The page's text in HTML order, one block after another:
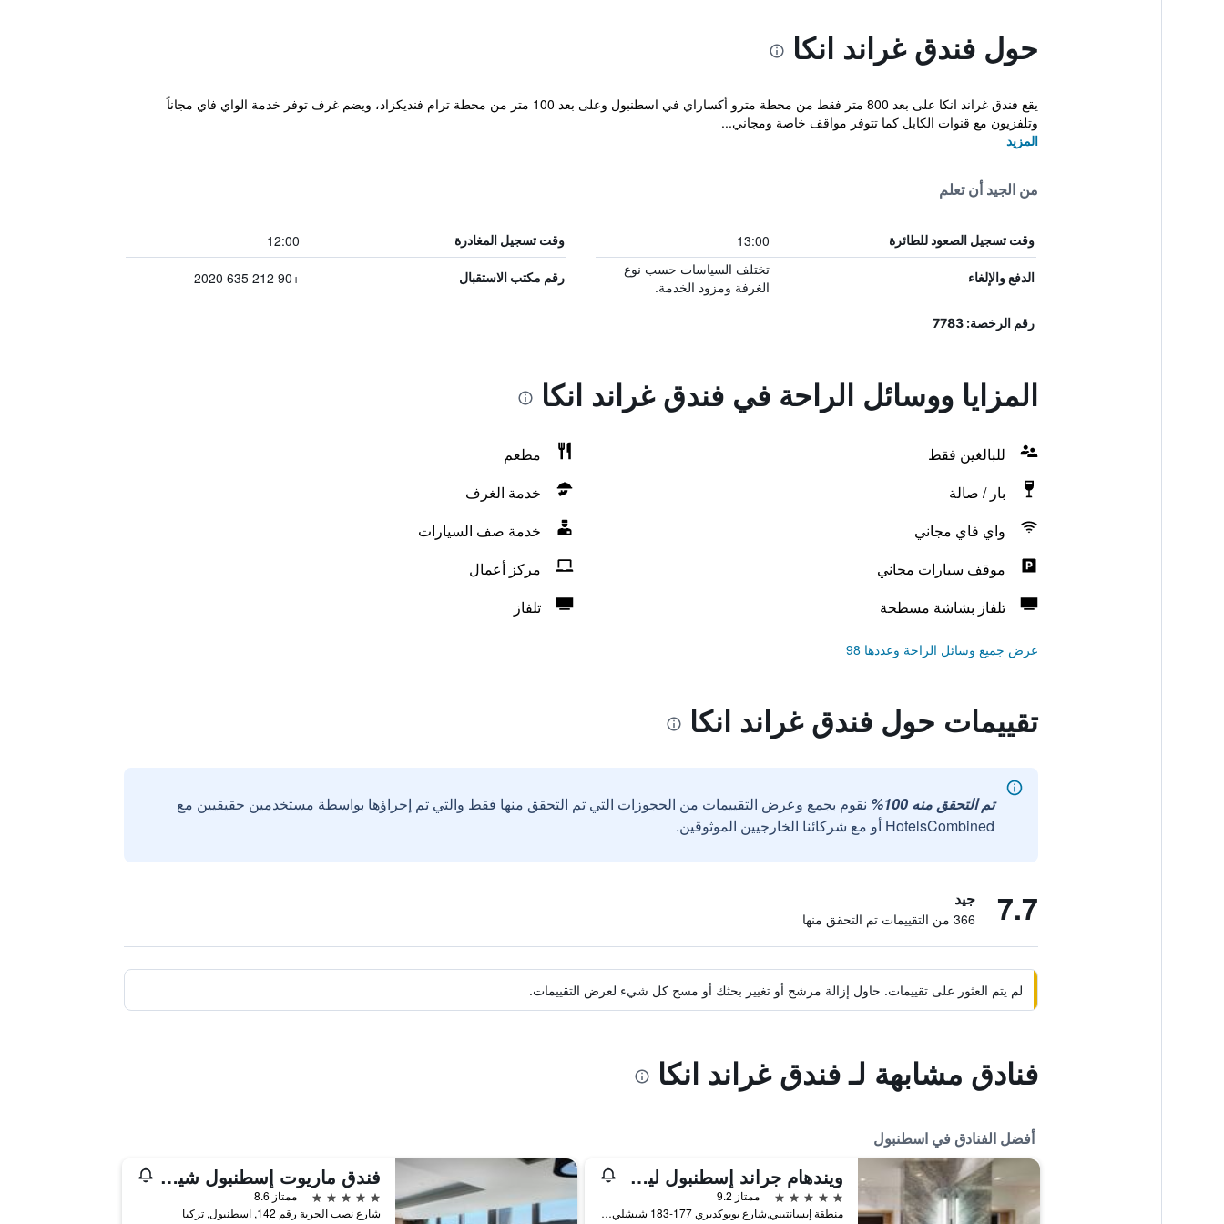
حول فندق غراند انكا
يقع فندق غراند انكا على بعد 800 متر فقط من محطة مترو أكساراي في اسطنبول وعلى بعد 100 متر من محطة ترام فنديكزاد، ويضم غرف توفر خدمة الواي فاي مجاناً
وتلفزيون مع قنوات الكابل كما تتوفر مواقف خاصة ومجاني...
المزيد
من الجيد أن تعلم
وقت تسجيل الصعود للطائرة 13:00 وقت تسجيل المغادرة 12:00
الدفع والإلغاء
تختلف السياسات حسب نوع
الغرفة ومزود الخدمة.
رقم مكتب الاستقبال +90 212 635 2020
رقم الرخصة: 7783
المزايا ووسائل الراحة في فندق غراند انكا
للبالغين فقط
مطعم
بار / صالة
خدمة الغرف
واي فاي مجاني
خدمة صف السيارات
موقف سيارات مجاني
مركز أعمال
تلفاز بشاشة مسطحة
تلفاز
عرض جميع وسائل الراحة وعددها 98
تقييمات حول فندق غراند انكا
تم التحقق منه 100%
نقوم بجمع وعرض التقييمات من الحجوزات التي تم التحقق منها فقط والتي تم إجراؤها بواسطة مستخدمين حقيقيين مع
HotelsCombined أو مع شركائنا الخارجيين الموثوقين.
7.7 جيد
366 من التقييمات تم التحقق منها
لم يتم العثور على تقييمات. حاول إزالة مرشح أو تغيير بحثك أو مسح كل شيء لعرض التقييمات.
فنادق مشابهة لـ فندق غراند انكا
أفضل الفنادق في اسطنبول
ويندهام جراند إسطنبول ليفينت
5 نجوم
ممتاز 9.2
منطقة إيسانتيبي,شارع بويوكديري 177-183 شيشلي, اسطنبول, تركيا
فندق ماريوت إسطنبول شيشلي
5 نجوم
ممتاز 8.6
شارع نصب الحرية رقم 142, اسطنبول, تركيا